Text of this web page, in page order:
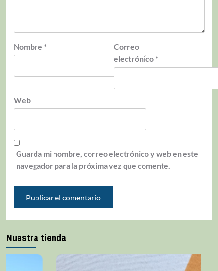
Nombre *
Correo
electrónico *
Web
Guarda mi nombre, correo electrónico y web en este
navegador para la próxima vez que comente.
Nuestra tienda